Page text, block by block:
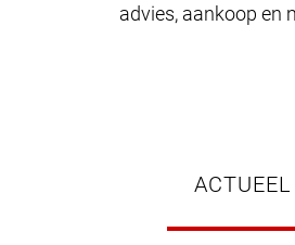
advies, aankoop en
ACTUEEL